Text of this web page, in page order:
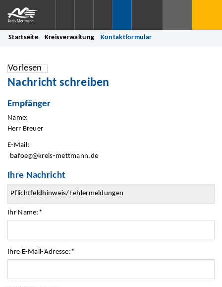
Startseite Kreisverwaltung Kontaktformular
Vorlesen
Nachricht schreiben
Empfänger
Name:
Herr Breuer
E-Mail:
bafoeg@kreis-mettmann.de
Ihre Nachricht
Ihr Name: *
Ihre E-Mail-Adresse:*